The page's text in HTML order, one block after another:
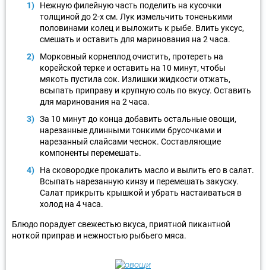
Нежную филейную часть поделить на кусочки
толщиной до 2-х см. Лук измельчить тоненькими
половинами колец и выложить к рыбе. Влить уксус,
смешать и оставить для маринования на 2 часа.
Морковный корнеплод очистить, протереть на
корейской терке и оставить на 10 минут, чтобы
мякоть пустила сок. Излишки жидкости отжать,
всыпать приправу и крупную соль по вкусу. Оставить
для маринования на 2 часа.
За 10 минут до конца добавить остальные овощи,
нарезанные длинными тонкими брусочками и
нарезанный слайсами чеснок. Составляющие
компоненты перемешать.
На сковородке прокалить масло и вылить его в салат.
Всыпать нарезанную кинзу и перемешать закуску.
Салат прикрыть крышкой и убрать настаиваться в
холод на 4 часа.
Блюдо порадует свежестью вкуса, приятной пикантной
ноткой приправ и нежностью рыбьего мяса.